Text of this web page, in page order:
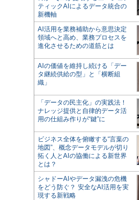
ティックAIによるデータ統合の
新機軸
AI活用を業務補助から意思決定
領域へと高め、業務プロセスを
進化させるための道筋とは
AIの価値を維持し続ける「デー
タ継続供給の型」と「横断組
織」
「データの民主化」の実践法！
ナレッジ提供と自律的データ活
用の仕組み作りが“鍵”に
ビジネス全体を俯瞰する“言葉の
地図”、概念データモデルが切り
拓く人とAIの協働による新世界
とは？
シャドーAIやデータ漏洩の危機
をどう防ぐ？ 安全なAI活用を実
現する新戦略